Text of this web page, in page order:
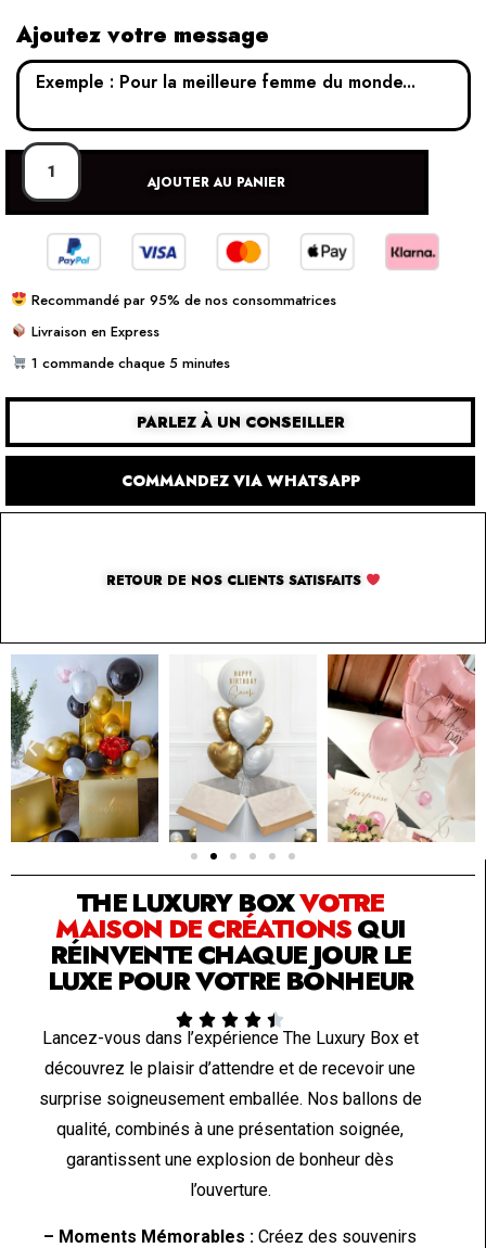
Ajoutez votre message
AJOUTER AU PANIER
Recommandé par 95% de nos consommatrices
Livraison en Express
1 commande chaque 5 minutes
PARLEZ À UN CONSEILLER
COMMANDEZ VIA WHATSAPP
RETOUR DE NOS CLIENTS SATISFAITS
SOLUTION PAR THE LUXURY BOX & CO
THE LUXURY BOXVOTRE
MAISON DE CRÉATIONSQUI
RÉINVENTE CHAQUE JOUR LE
LUXE POUR VOTRE BONHEUR
    
Lancez-vous dans l’expérience The Luxury Box et
découvrez le plaisir d’attendre et de recevoir une
surprise soigneusement emballée. Nos ballons de
qualité, combinés à une présentation soignée,
garantissent une explosion de bonheur dès
l’ouverture.
– Moments Mémorables : Créez des souvenirs